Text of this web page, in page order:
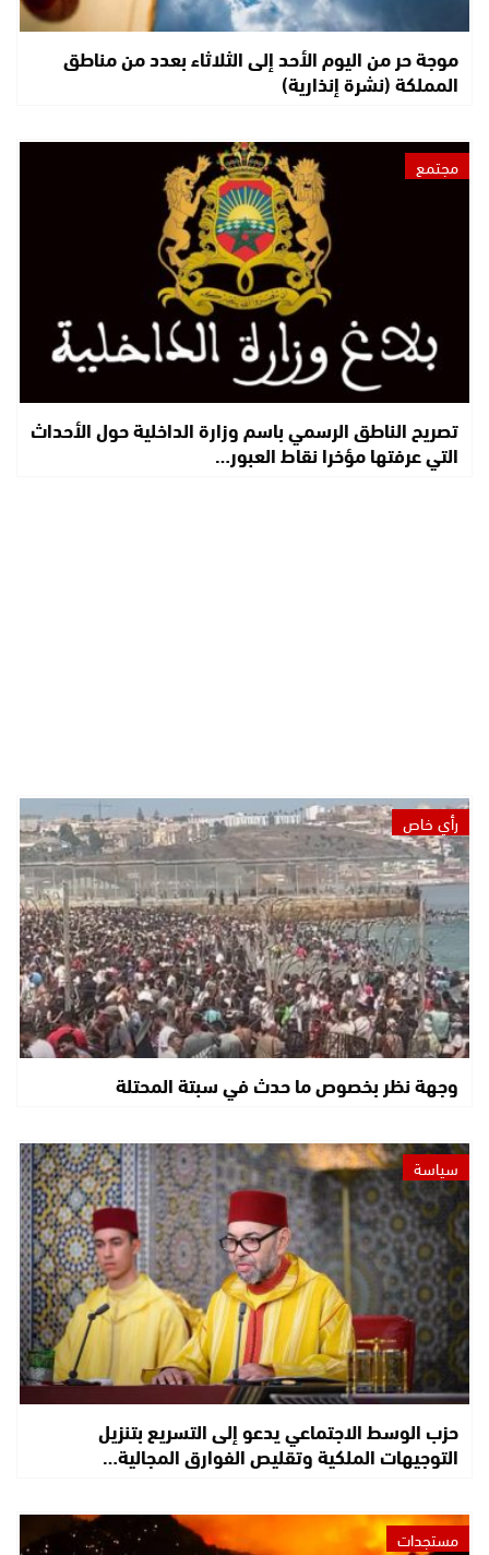
موجة حر من اليوم الأحد إلى الثلاثاء بعدد من مناطق
المملكة (نشرة إنذارية)
مجتمع
تصريح الناطق الرسمي باسم وزارة الداخلية حول الأحداث
التي عرفتها مؤخرا نقاط العبور…
رأي خاص
وجهة نظر بخصوص ما حدث في سبتة المحتلة
سياسة
حزب الوسط الاجتماعي يدعو إلى التسريع بتنزيل
التوجيهات الملكية وتقليص الفوارق المجالية…
مستجدات